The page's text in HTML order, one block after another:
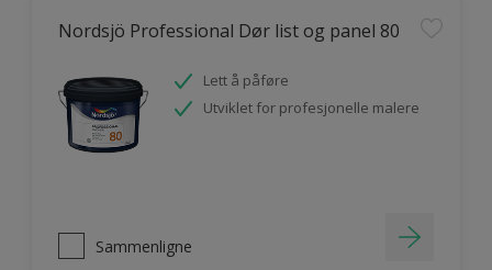
Nordsjö Professional Dør list og panel 80
Lett å påføre
Utviklet for profesjonelle malere
Sammenligne